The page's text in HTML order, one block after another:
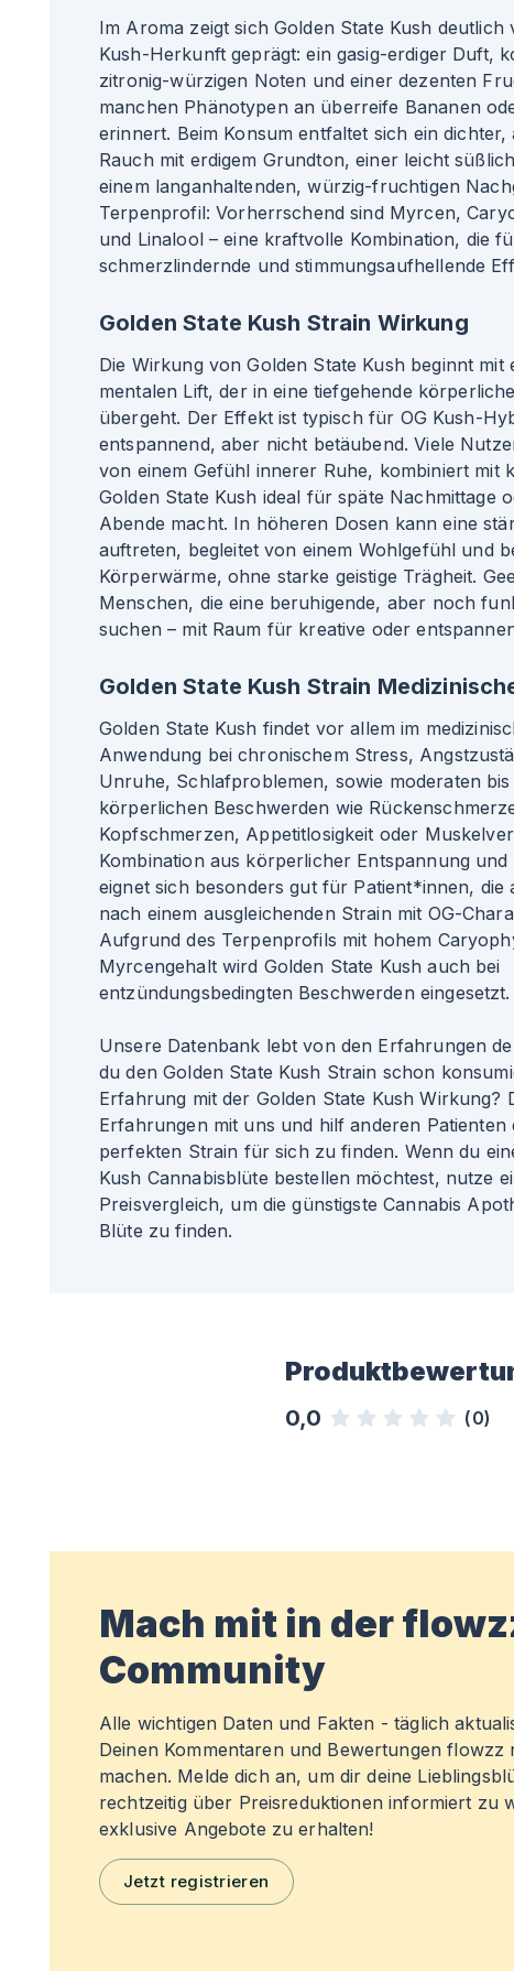
Im Aroma zeigt sich Golden State Kush deutlich
Kush-Herkunft geprägt: ein gasig-erdiger Duft,
zitronig-würzigen Noten und einer dezenten
manchen Phänotypen an überreife Bananen
erinnert. Beim Konsum entfaltet sich ein dichter,
Rauch mit erdigem Grundton, einer leicht
einem langanhaltenden, würzig-fruchtigen
Terpenprofil: Vorherrschend sind Myrcen,
und Linalool – eine kraftvolle Kombination, die
schmerzlindernde und stimmungsaufhellende
Golden State Kush Strain Wirkung
Die Wirkung von Golden State Kush beginnt mit
mentalen Lift, der in eine tiefgehende
übergeht. Der Effekt ist typisch für OG Kush-
entspannend, aber nicht betäubend. Viele
von einem Gefühl innerer Ruhe, kombiniert mit
Golden State Kush ideal für späte Nachmittage
Abende macht. In höheren Dosen kann eine
auftreten, begleitet von einem Wohlgefühl und
Körperwärme, ohne starke geistige Trägheit.
Menschen, die eine beruhigende, aber noch
suchen – mit Raum für kreative oder
Golden State Kush Strain
Golden State Kush findet vor allem im
Anwendung bei chronischem Stress,
Unruhe, Schlafproblemen, sowie moderaten
körperlichen Beschwerden wie
Kopfschmerzen, Appetitlosigkeit oder
Kombination aus körperlicher Entspannung und
eignet sich besonders gut für Patient*innen, die
nach einem ausgleichenden Strain mit OG-
Aufgrund des Terpenprofils mit hohem
Myrcengehalt wird Golden State Kush auch bei
entzündungsbedingten Beschwerden eingesetzt.
Unsere Datenbank lebt von den Erfahrungen
du den Golden State Kush Strain schon
Erfahrung mit der Golden State Kush Wirkung?
Erfahrungen mit uns und hilf anderen Patienten
perfekten Strain für sich zu finden. Wenn du
Kush Cannabisblüte bestellen möchtest, nutze
Preisvergleich, um die günstigste Cannabis
Blüte zu finden.
0,0 (0)
Mach mit in der
Community
Alle wichtigen Daten und Fakten - täglich
Deinen Kommentaren und Bewertungen flowzz
machen. Melde dich an, um dir deine
rechtzeitig über Preisreduktionen informiert zu
exklusive Angebote zu erhalten!
Jetzt registrieren